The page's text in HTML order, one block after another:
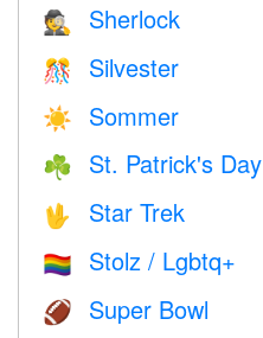
🕵️ Sherlock
🎊 Silvester
☀️ Sommer
☘️ St. Patrick's Day
🖖 Star Trek
🏳️‍🌈 Stolz / Lgbtq+
🏈 Super Bowl